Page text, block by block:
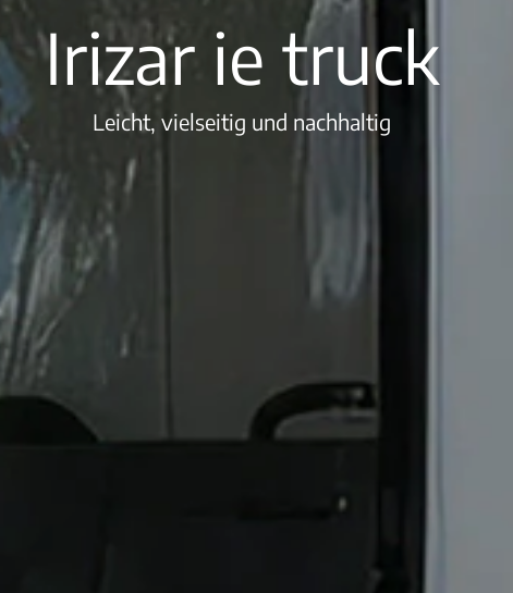
Irizar ie truck
Leicht, vielseitig und nachhaltig